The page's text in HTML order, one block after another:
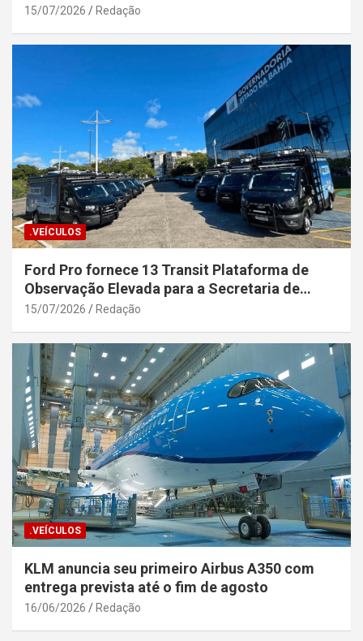
15/07/2026 Redação
.VEÍCULOS
Ford Pro fornece 13 Transit Plataforma de
Observação Elevada para a Secretaria de
Segurança Pública da Bahia
15/07/2026 Redação
.VEÍCULOS
KLM anuncia seu primeiro Airbus A350 com
entrega prevista até o fim de agosto
16/06/2026 Redação